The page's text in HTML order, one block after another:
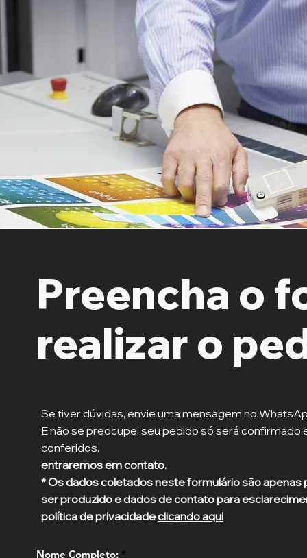
Preencha o
realizar o
Se tiver dúvidas, envie uma mensagem no
E não se preocupe, seu pedido só será
conferidos.
entraremosem contato.
* Os dados coletados neste formulário são
ser produzido e dados de contato para
política de privacidadeclicando aqui
Nome Completo: